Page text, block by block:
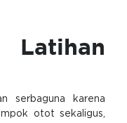
serbaguna karena
otot sekaligus,